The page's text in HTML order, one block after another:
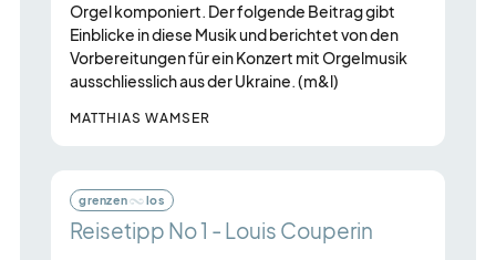
Orgel komponiert. Der folgende Beitrag gibt
Einblicke in diese Musik und berichtet von den
Vorbereitungen für ein Konzert mit Orgelmusik
ausschliesslich aus der Ukraine. (m&l)
MATTHIAS WAMSER
grenzen los
Reisetipp No 1 - Louis Couperin